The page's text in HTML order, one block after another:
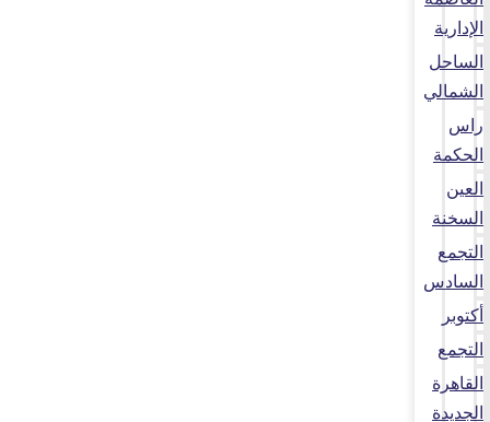
الإدارية
الساحل
الشمالي
راس
الحكمة
العين
السخنة
التجمع
السادس
أكتوبر
التجمع
القاهرة
الجديدة